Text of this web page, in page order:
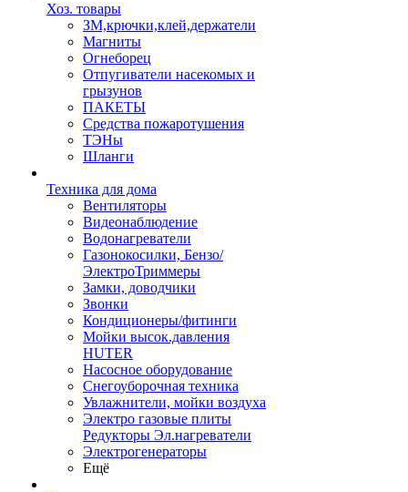
Хоз. товары
ЗМ,крючки,клей,держатели
Магниты
Огнеборец
Отпугиватели насекомых и
грызунов
ПАКЕТЫ
Средства пожаротушения
ТЭНы
Шланги
Техника для дома
Вентиляторы
Видеонаблюдение
Водонагреватели
Газонокосилки, Бензо/
ЭлектроТриммеры
Замки, доводчики
Звонки
Кондиционеры/фитинги
Мойки высок.давления
HUTER
Насосное оборудование
Снегоуборочная техника
Увлажнители, мойки воздуха
Электро газовые плиты
Редукторы Эл.нагреватели
Электрогенераторы
Ещё